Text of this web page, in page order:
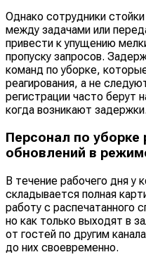
Однако сотрудники
между задачами или
привести к упущению
пропуску запросов.
команд по уборке,
реагирования, а не
регистрации часто берут
когда возникают задержки.
Персонал по уборке
обновлений в
В течение рабочего дня у
складывается полная
работу с распечатанного
но как только выходят в
от гостей по другим
до них своевременно.